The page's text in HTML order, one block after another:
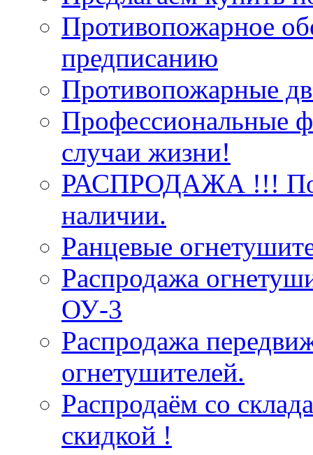
Противопожарное
предписанию
Противопожарные
Профессиональные
случаи жизни!
РАСПРОДАЖА !!!
наличии.
Ранцевые
Распродажа
ОУ-3
Распродажа
огнетушителей.
Распродаём со
скидкой !